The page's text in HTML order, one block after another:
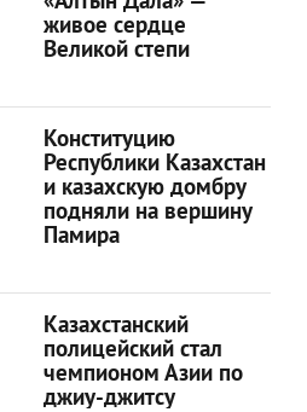
живое сердце
Великой степи
Конституцию
Республики Казахстан
и казахскую домбру
подняли на вершину
Памира
Казахстанский
полицейский стал
чемпионом Азии по
джиу-джитсу